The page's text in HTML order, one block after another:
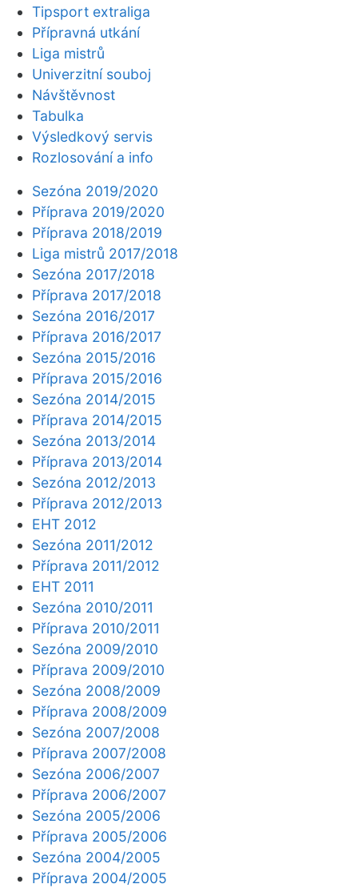
Tipsport extraliga
Přípravná utkání
Liga mistrů
Univerzitní souboj
Návštěvnost
Tabulka
Výsledkový servis
Rozlosování a info
Sezóna 2019/2020
Příprava 2019/2020
Příprava 2018/2019
Liga mistrů 2017/2018
Sezóna 2017/2018
Příprava 2017/2018
Sezóna 2016/2017
Příprava 2016/2017
Sezóna 2015/2016
Příprava 2015/2016
Sezóna 2014/2015
Příprava 2014/2015
Sezóna 2013/2014
Příprava 2013/2014
Sezóna 2012/2013
Příprava 2012/2013
EHT 2012
Sezóna 2011/2012
Příprava 2011/2012
EHT 2011
Sezóna 2010/2011
Příprava 2010/2011
Sezóna 2009/2010
Příprava 2009/2010
Sezóna 2008/2009
Příprava 2008/2009
Sezóna 2007/2008
Příprava 2007/2008
Sezóna 2006/2007
Příprava 2006/2007
Sezóna 2005/2006
Příprava 2005/2006
Sezóna 2004/2005
Příprava 2004/2005